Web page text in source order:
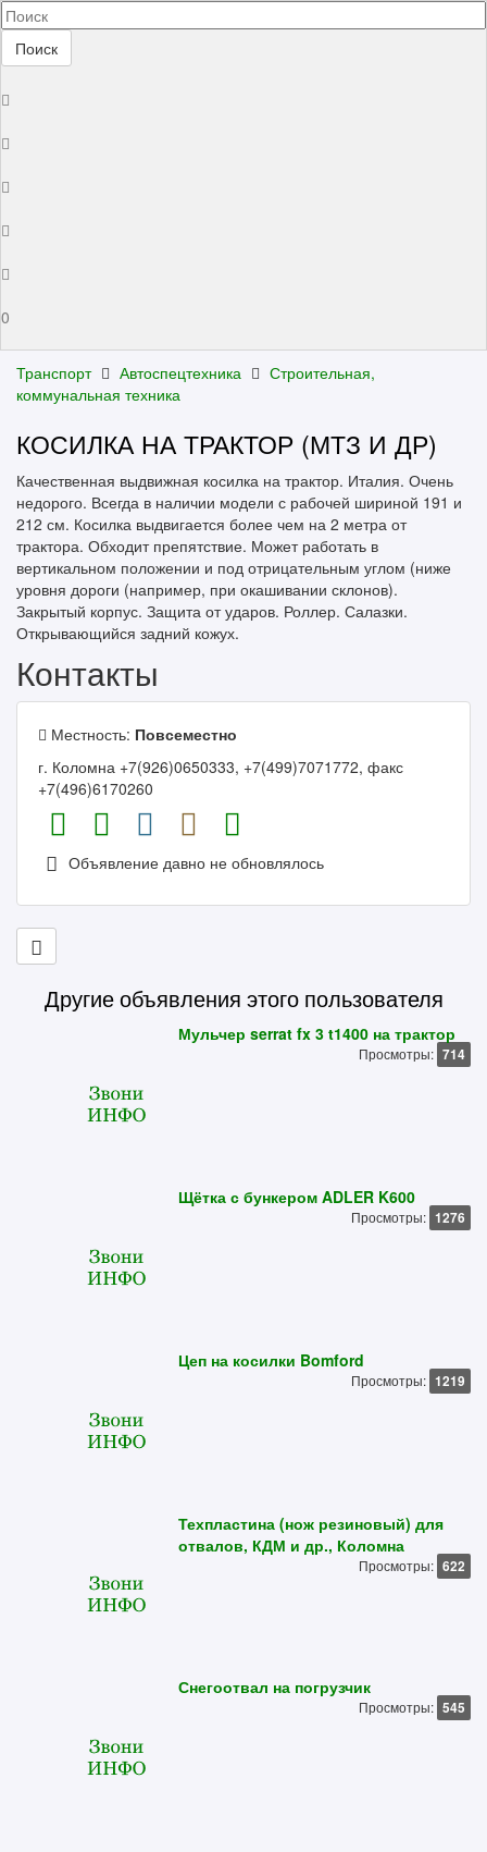
Поиск
0
Транспорт Автоспецтехника
Строительная,
коммунальная техника
КОСИЛКА НА ТРАКТОР (МТЗ И ДР)
Качественная выдвижная косилка на трактор. Италия. Очень
недорого. Всегда в наличии модели с рабочей шириной 191 и
212 см. Косилка выдвигается более чем на 2 метра от
трактора. Обходит препятствие. Может работать в
вертикальном положении и под отрицательным углом (ниже
уровня дороги (например, при окашивании склонов).
Закрытый корпус. Защита от ударов. Роллер. Салазки.
Открывающийся задний кожух.
Контакты
Местность: Повсеместно
г. Коломна +7(926)0650333, +7(499)7071772, факс
+7(496)6170260
Объявление давно не обновлялось
Другие объявления этого пользователя
Мульчер serrat fx 3 t1400 на трактор
Просмотры: 714
Щётка с бункером ADLER K600
Просмотры: 1276
Цеп на косилки Bomford
Просмотры: 1219
Техпластина (нож резиновый) для
отвалов, КДМ и др., Коломна
Просмотры: 622
Снегоотвал на погрузчик
Просмотры: 545